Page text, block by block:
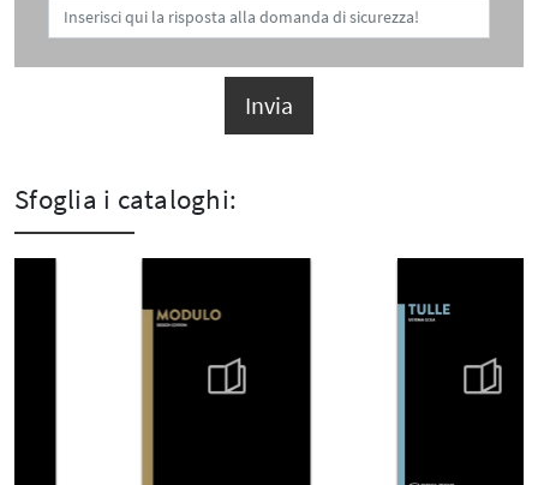
Invia
Sfoglia i cataloghi: